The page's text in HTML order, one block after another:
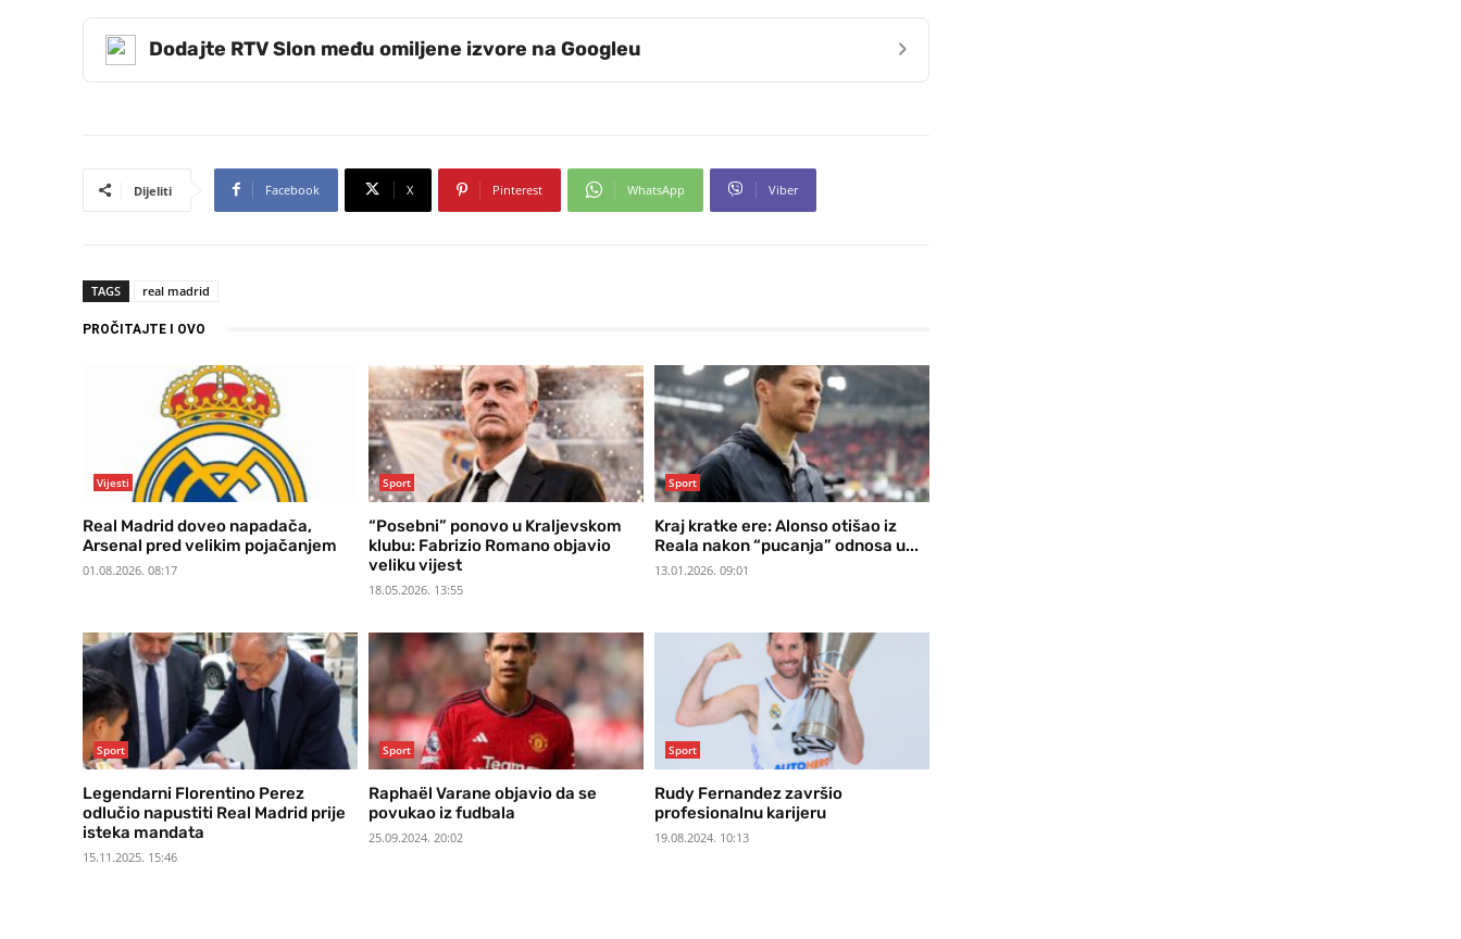
Dodajte RTV Slon među omiljene izvore na Googleu ›
Dijeliti Facebook X Pinterest WhatsApp Viber
TAGS real madrid
PROČITAJTE I OVO
Vijesti
Real Madrid doveo napadača,
Arsenal pred velikim pojačanjem
01.08.2026. 08:17
Sport
“Posebni” ponovo u Kraljevskom
klubu: Fabrizio Romano objavio
veliku vijest
18.05.2026. 13:55
Sport
Kraj kratke ere: Alonso otišao iz
Reala nakon “pucanja” odnosa u...
13.01.2026. 09:01
Sport
Legendarni Florentino Perez
odlučio napustiti Real Madrid prije
isteka mandata
15.11.2025. 15:46
Sport
Raphaël Varane objavio da se
povukao iz fudbala
25.09.2024. 20:02
Sport
Rudy Fernandez završio
profesionalnu karijeru
19.08.2024. 10:13